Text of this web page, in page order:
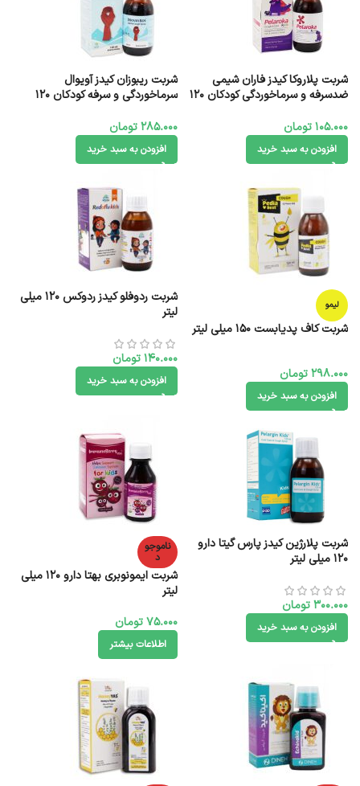
شربت پلاروکا کیدز فاران شیمی
ضدسرفه و سرماخوردگی کودکان 120
105.000تومان
افزودن به سبد خرید
شربت ریبوزان کیدز آویوال
سرماخوردگی و سرفه کودکان 120
285.000تومان
افزودن به سبد خرید
لیمو
شربت کاف پدیابست 150 میلی لیتر
298.000تومان
افزودن به سبد خرید
شربت ردوفلو کیدز ردوکس 120 میلی
لیتر
140.000تومان
افزودن به سبد خرید
شربت پلارژین کیدز پارس گیتا دارو
120 میلی لیتر
300.000تومان
افزودن به سبد خرید
ناموجو
د
شربت ایمونوبری بهتا دارو 120 میلی
لیتر
75.000تومان
اطلاعات بیشتر